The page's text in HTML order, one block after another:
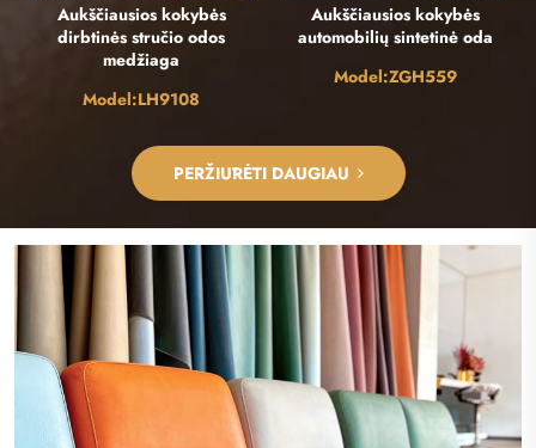
Aukščiausios kokybės
dirbtinės stručio odos
medžiaga
Model:LH9108
Aukščiausios kokybės
automobilių sintetinė oda
Model:ZGH559
PERŽIŪRĖTI DAUGIAU